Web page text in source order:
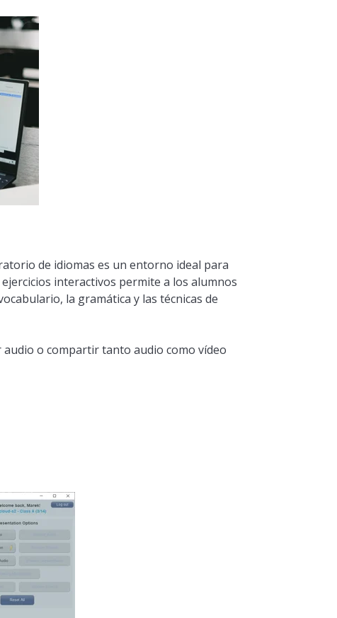
de idiomas es un entorno ideal para
interactivos permite a los alumnos
la gramática y las técnicas de
o compartir tanto audio como vídeo